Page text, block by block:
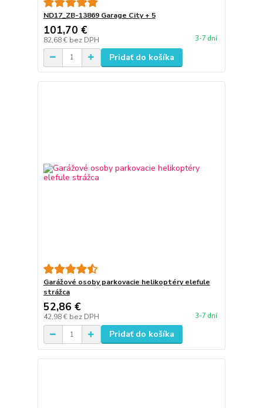
ND17_ZB-13869 Garage City + 5
101,70 €
82,68 € bez DPH 3-7 dní
Pridať do košíka
Garážové osoby parkovacie helikoptéry elefule
strážca
52,86 €
42,98 € bez DPH 3-7 dní
Pridať do košíka